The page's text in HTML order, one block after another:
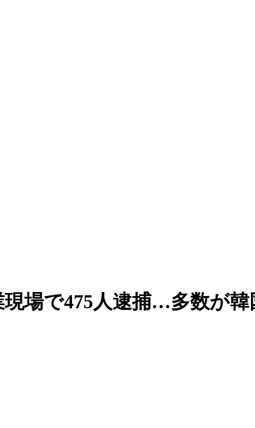
場で475人逮捕…多数が韓